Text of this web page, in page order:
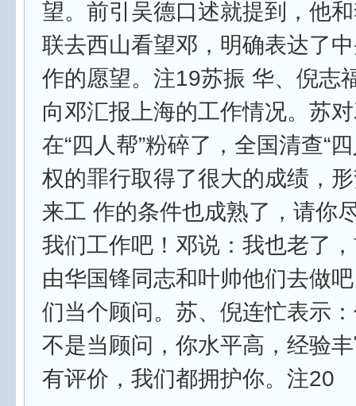
望。前引吴德口述就提到，他
联去西山看望邓，明确表达了
作的愿望。注19苏振 华、倪志
向邓汇报上海的工作情况。苏
在“四人帮”粉碎了，全国清查“
权的罪行取得了很大的成绩，
来工 作的条件也成熟了，请你
我们工作吧！邓说：我也老了
由华国锋同志和叶帅他们去做
们当个顾问。苏、倪连忙表示
不是当顾问，你水平高，经验
有评价，我们都拥护你。注20